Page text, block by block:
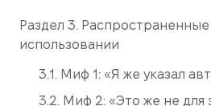
Раздел 3.
использовании
3.1. Миф 1: «Я же указал
3.2. Миф 2: «Это же не для